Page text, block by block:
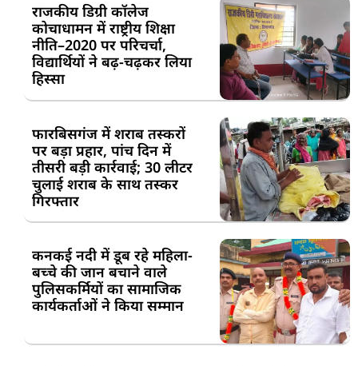
राजकीय डिग्री कॉलेज
कोचाधामन में राष्ट्रीय शिक्षा
नीति–2020 पर परिचर्चा,
विद्यार्थियों ने बढ़-चढ़कर लिया
हिस्सा
फारबिसगंज में शराब तस्करों
पर बड़ा प्रहार, पांच दिन में
तीसरी बड़ी कार्रवाई; 30 लीटर
चुलाई शराब के साथ तस्कर
गिरफ्तार
कनकई नदी में डूब रहे महिला-
बच्चे की जान बचाने वाले
पुलिसकर्मियों का सामाजिक
कार्यकर्ताओं ने किया सम्मान